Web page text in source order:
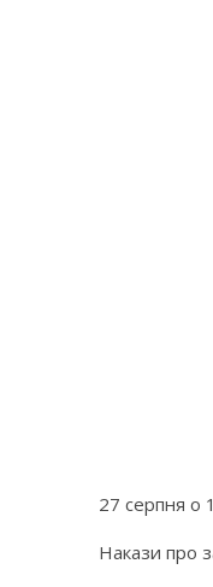
27 серпня о
Накази про